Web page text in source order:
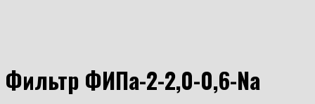
Фильтр ФИПа-2-2,0-0,6-Na